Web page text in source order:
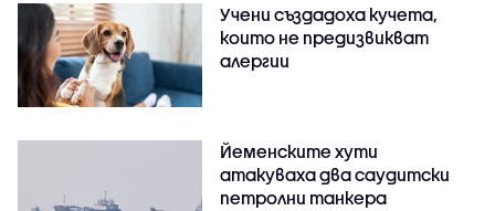
Учени създадоха кучета,
които не предизвикват
алергии
Йеменските хути
атакуваха два саудитски
петролни танкера